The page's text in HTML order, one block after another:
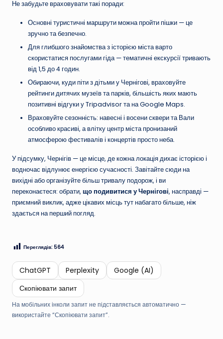
Не забудьте враховувати такі поради:
Основні туристичні маршрути можна пройти пішки — це
зручно та безпечно.
Для глибшого знайомства з історією міста варто
скористатися послугами гіда — тематичні екскурсії тривають
від 1,5 до 4 годин.
Обираючи, куди піти з дітьми у Чернігові, враховуйте
рейтинги дитячих музеїв та парків, більшість яких мають
позитивні відгуки у Tripadvisor та на Google Maps.
Враховуйте сезонність: навесні і восени сквери та Вали
особливо красиві, а влітку центр міста пронизаний
атмосферою фестивалів і концертів просто неба.
У підсумку, Чернігів — це місце, де кожна локація дихає історією і
водночас відлунює енергією сучасності. Завітайте сюди на
вихідні або організуйте більш тривалу подорож, і ви
переконаєтеся: обрати, що подивитися у Чернігові, насправді —
приємний виклик, адже цікавих місць тут набагато більше, ніж
здається на перший погляд.
Переглядів: 564
ChatGPT Perplexity
Google (AI)
Скопіювати запит
На мобільних інколи запит не підставляється автоматично —
використайте “Скопіювати запит”.